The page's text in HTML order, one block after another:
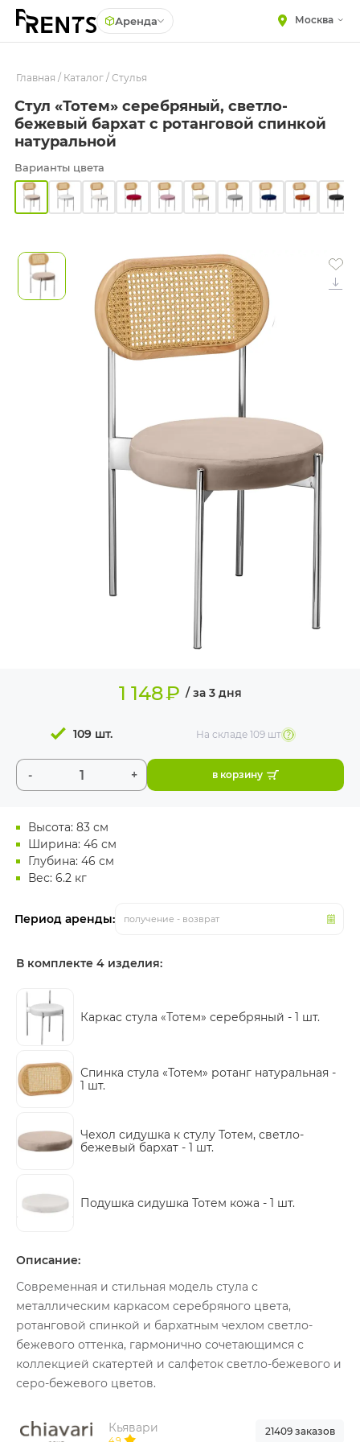
Аренда Москва
МЕБЕЛЬ
ПОСУДА
КРУПНОГАБАРИТНЫЙ
ДЕКОР
ПОДСТАВКИ И ВАЗЫ
ДЛЯ ФЛОРИСТИКИ
ОСВЕЩЕНИЕ
ДЕКОР
ИЗДЕЛИЯ ПОД ЗАКАЗ
ОБОРУДОВАНИЕ
Стулья
Диваны
Пуфы
Скамейки
Барная мебель
Главная / Каталог / Стулья
Стул «Тотем» серебряный, светло-
бежевый бархат с ротанговой спинкой
натуральной
Варианты цвета
Высота: 83 см
Ширина: 46 см
Глубина: 46 см
Вес: 6.2 кг
Период аренды: получение - возврат
1 148₽ / за 3 дня
- +
109 шт. На складе 109 шт
в корзину
В комплекте 4 изделия:
Каркас стула «Тотем» серебряный - 1 шт.
Спинка стула «Тотем» ротанг натуральная -
1 шт.
Чехол сидушка к стулу Тотем, светло-
бежевый бархат - 1 шт.
Подушка сидушка Тотем кожа - 1 шт.
Описание:
Современная и стильная модель стула с
металлическим каркасом серебряного цвета,
ротанговой спинкой и бархатным чехлом светло-
бежевого оттенка, гармонично сочетающимся с
коллекцией скатертей и салфеток светло-бежевого и
серо-бежевого цветов.
Кьявари 21409 заказов